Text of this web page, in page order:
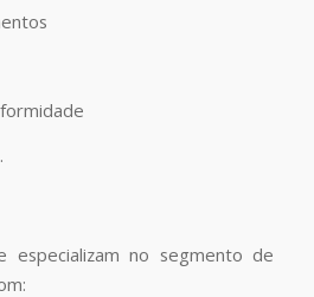
especializam no segmento de